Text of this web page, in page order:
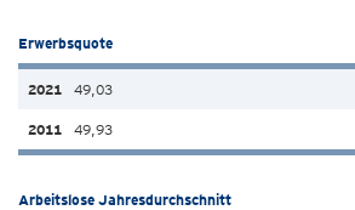
Erwerbsquote
49,03
49,93
Arbeitslose Jahresdurchschnitt